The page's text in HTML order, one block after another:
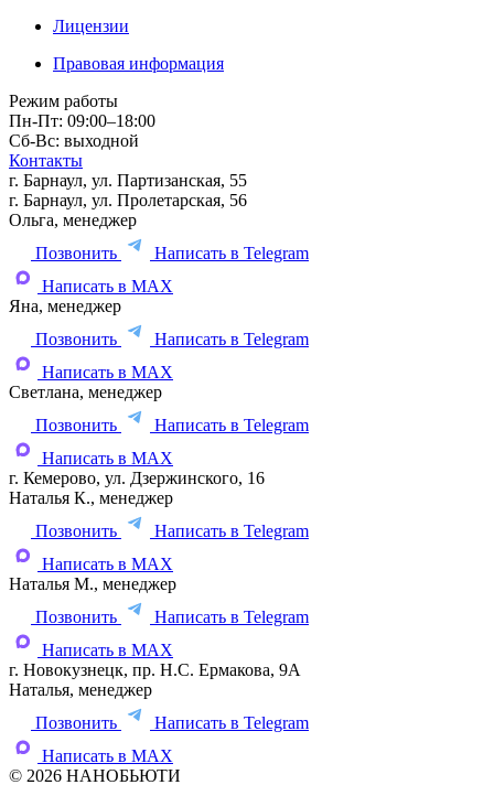
Лицензии
Правовая информация
Режим работы
Пн-Пт: 09:00–18:00
Сб-Вс: выходной
Контакты
г. Барнаул, ул. Партизанская, 55
г. Барнаул, ул. Пролетарская, 56
Ольга, менеджер
Позвонить
Написать в Telegram
Написать в MAX
Яна, менеджер
Позвонить
Написать в Telegram
Написать в MAX
Светлана, менеджер
Позвонить
Написать в Telegram
Написать в MAX
г. Кемерово, ул. Дзержинского, 16
Наталья К., менеджер
Позвонить
Написать в Telegram
Написать в MAX
Наталья М., менеджер
Позвонить
Написать в Telegram
Написать в MAX
г. Новокузнецк, пр. Н.С. Ермакова, 9А
Наталья, менеджер
Позвонить
Написать в Telegram
Написать в MAX
© 2026 НАНОБЬЮТИ